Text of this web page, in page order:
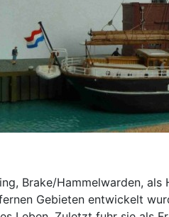
Brake/Hammelwarden,
Gebieten entwickelt